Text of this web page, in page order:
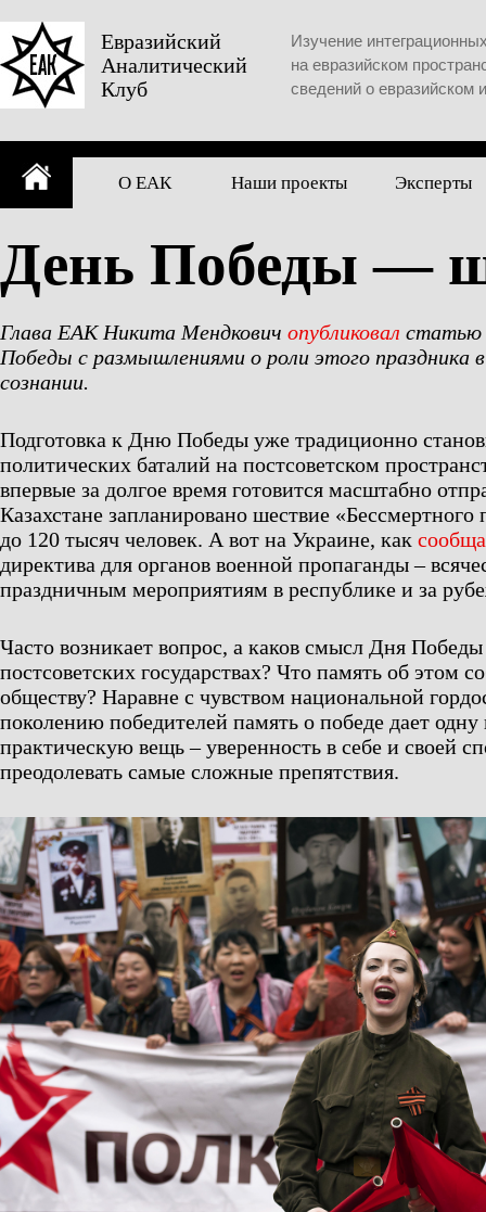
to
content
Евразийский
Аналитический
Клуб
Изучение
на евразийском
сведений о евразийском
О ЕАК Наши проекты Эксперты
День Победы —
Глава ЕАК Никита Мендкович опубликовал статью
Победы с размышлениями о роли этого праздника
сознании.
Подготовка к Дню Победы уже традиционно
политических баталий на постсоветском
впервые за долгое время готовится масштабно
Казахстане запланировано шествие
до 120 тысяч человек. А вот на Украине, как
директива для органов военной пропаганды –
праздничным мероприятиям в республике и за
Часто возникает вопрос, а каков смысл Дня
постсоветских государствах? Что память об этом
обществу? Наравне с чувством национальной
поколению победителей память о победе дает одну
практическую вещь – уверенность в себе и своей
преодолевать самые сложные препятствия.